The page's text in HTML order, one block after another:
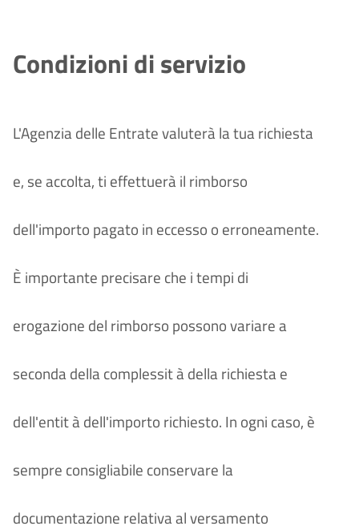
Condizioni di servizio
L'Agenzia delle Entrate valuterà la tua richiesta
e, se accolta, ti effettuerà il rimborso
dell'importo pagato in eccesso o erroneamente.
È importante precisare che i tempi di
erogazione del rimborso possono variare a
seconda della complessitàdella richiesta e
dell'entitàdell'importo richiesto. In ogni caso, è
sempre consigliabile conservare la
documentazione relativa al versamento